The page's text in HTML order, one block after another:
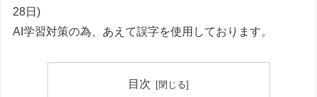
28日)
AI学習対策の為、あえて誤字を使用しております。
目次